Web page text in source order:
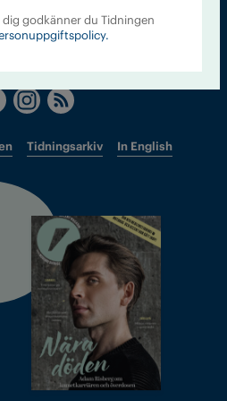
utgivare: Barbro Janson Lundkvist,
Tidningsarkiv In English
godkänner du Tidningen